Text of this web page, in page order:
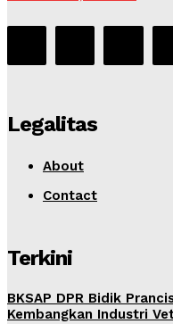
Legalitas
About
Contact
Terkini
BKSAP DPR Bidik
Kembangkan Industri